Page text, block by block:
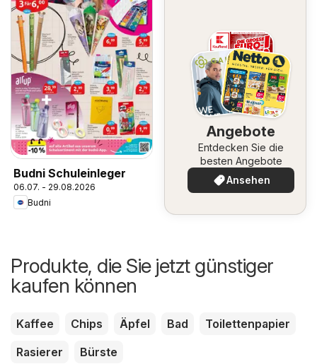
Budni Schuleinleger
06.07. - 29.08.2026
Budni
Angebote
Entdecken Sie die
besten Angebote
Ansehen
Produkte, die Sie jetzt günstiger
kaufen können
Kaffee Chips Äpfel Bad
Toilettenpapier
Rasierer
Bürste